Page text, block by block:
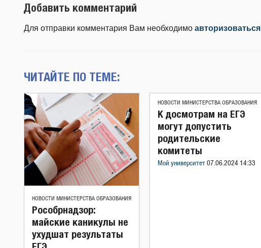
Добавить комментарий
Для отправки комментария Вам необходимо авторизоваться
ЧИТАЙТЕ ПО ТЕМЕ:
НОВОСТИ МИНИСТЕРСТВА ОБРАЗОВАНИЯ
Рособрнадзор:
майские каникулы не
ухудшат результаты
НОВОСТИ МИНИСТЕРСТВА ОБРАЗОВАНИЯ
К досмотрам на ЕГЭ
могут допустить
родительские
комитеты
Мой университет 07.06.2024 14:33